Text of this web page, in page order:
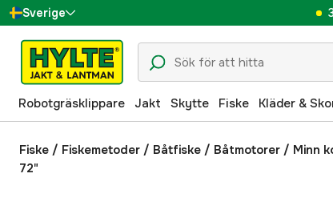
Sverige
Danmark
Suomi
Norge
Deutschland
Robotgräsklippare Jakt Skytte Fiske Kläder &
Fiske / Fiskemetoder / Båtfiske / Båtmotorer / Minn
72"